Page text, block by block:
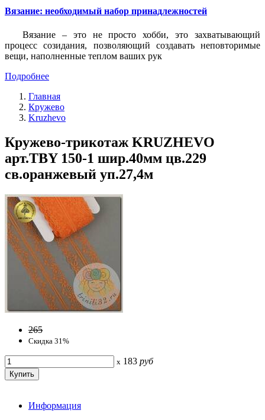
Вязание: необходимый набор принадлежностей
Вязание – это не просто хобби, это захватывающий
процесс созидания, позволяющий создавать неповторимые
вещи, наполненные теплом ваших рук
Подробнее
Главная
Кружево
Kruzhevo
Кружево-трикотаж KRUZHEVO
арт.TBY 150-1 шир.40мм цв.229
св.оранжевый уп.27,4м
265
Скидка 31%
x 183 руб
Информация